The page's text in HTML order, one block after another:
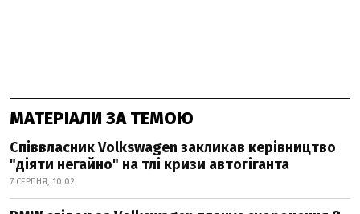
МАТЕРІАЛИ ЗА ТЕМОЮ
Співвласник Volkswagen закликав керівництво
"діяти негайно" на тлі кризи автогіганта
7 СЕРПНЯ, 10:02